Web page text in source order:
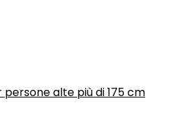
persone alte più di 175 cm